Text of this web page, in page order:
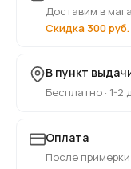
Доставим в
Скидка 300
В пункт
Бесплатно · 1-2
Оплата
После